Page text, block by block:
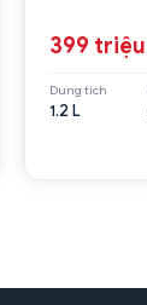
399 triệu
Dung tích
1.2 L